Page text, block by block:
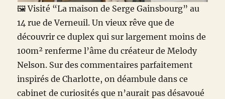
🖼️ Visité “La maison de Serge Gainsbourg” au
14 rue de Verneuil. Un vieux rêve que de
découvrir ce duplex qui sur largement moins de
100m² renferme l’âme du créateur de Melody
Nelson. Sur des commentaires parfaitement
inspirés de Charlotte, on déambule dans ce
cabinet de curiosités que n’aurait pas désavoué